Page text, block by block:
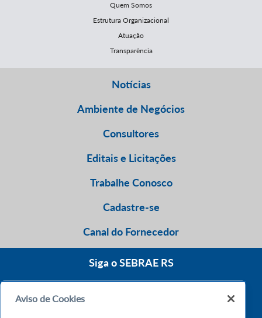
Quem Somos
Estrutura Organizacional
Atuação
Transparência
Notícias
Ambiente de Negócios
Consultores
Editais e Licitações
Trabalhe Conosco
Cadastre-se
Canal do Fornecedor
Siga o SEBRAE RS
Aviso de Cookies